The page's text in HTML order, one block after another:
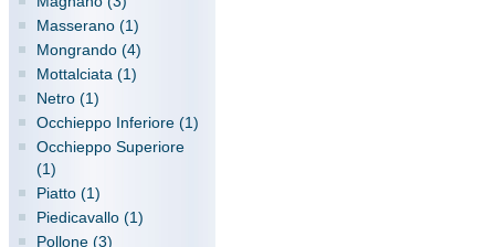
Masserano (1)
Mongrando (4)
Mottalciata (1)
Netro (1)
Occhieppo Inferiore (1)
Occhieppo Superiore
(1)
Piatto (1)
Piedicavallo (1)
Pollone (3)